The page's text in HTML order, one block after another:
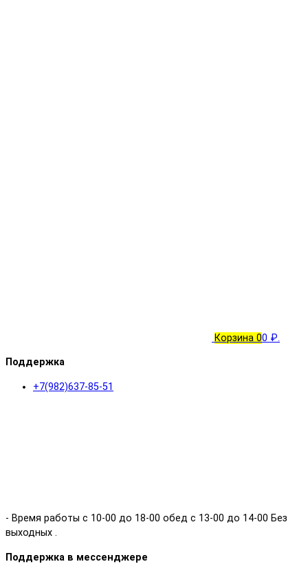
Корзина 00 ₽.
Поддержка
+7(982)637-85-51
- Время работы с 10-00 до 18-00 обед с 13-00 до 14-00 Без
выходных .
Поддержка в мессенджере